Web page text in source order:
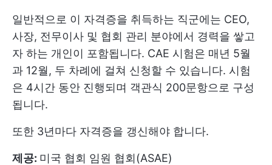
일반적으로 이 자격증을 취득하는 직군에는 CEO,
사장, 전무이사 및 협회 관리 분야에서 경력을 쌓고
자 하는 개인이 포함됩니다. CAE 시험은 매년 5월
과 12월, 두 차례에 걸쳐 신청할 수 있습니다. 시험
은 4시간 동안 진행되며 객관식 200문항으로 구성
됩니다.
또한 3년마다 자격증을 갱신해야 합니다.
제공: 미국 협회 임원 협회(ASAE)